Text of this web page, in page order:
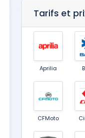
Tarifs et
Aprilia
CFMoto